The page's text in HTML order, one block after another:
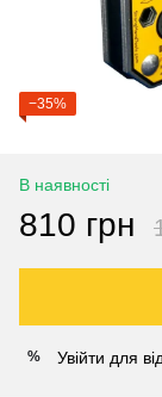
−35%
В наявності
810 грн
% Увійти для